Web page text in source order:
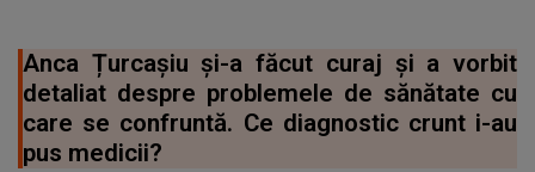
Anca Țurcașiu și-a făcut curaj și a vorbit
detaliat despre problemele de sănătate cu
care se confruntă. Ce diagnostic crunt i-au
pus medicii?